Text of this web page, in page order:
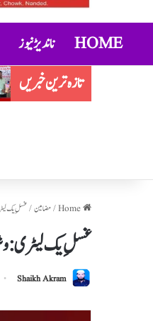
HOME ناندیڑ نیوز
تازہ ترین خبریں
حماس کا ڈاکٹر عبداللہ الخباص کی وفات پر گہرے
/مضامین/ غسلِ یک
غسلِ یک لیٹری:
Shaikh Akram